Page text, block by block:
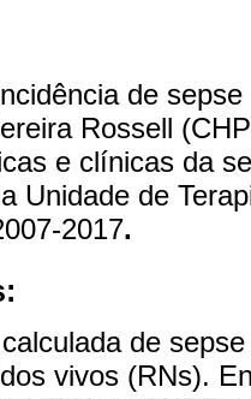
de
Rossell
e clínicas da
Unidade de
2017.
de
vivos (RNs).